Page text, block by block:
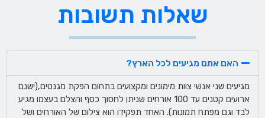
שאלות תשובות
האם אתם מגיעים לכל הארץ?
מגיעים שני אנשי צוות מימונים ומקצועים בתחום הפקת מגנטים,(ישנם
ארועים קטנים עד 100 אורחים שניתן לחסוך כסף והצלם בעצמו מגיע
לבד וגם מפתח תמונות). האחד תפקידו הוא צילום של האורחים ושל